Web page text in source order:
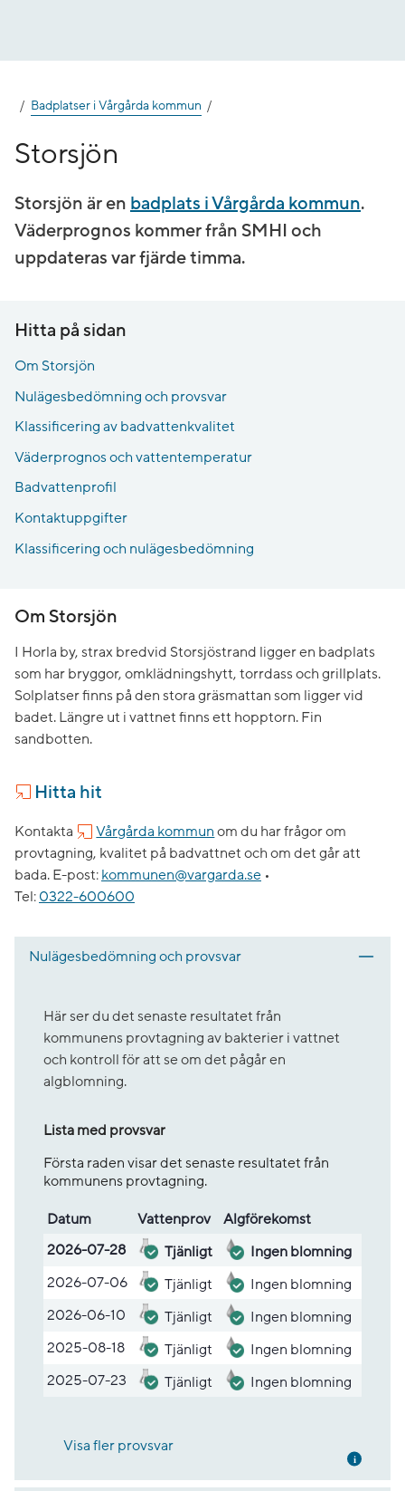
Badplatser i Vårgårda kommun
Storsjön
Storsjön är en badplats i Vårgårda kommun.
Väderprognos kommer från SMHI och
uppdateras var fjärde timma.
Hitta på sidan
Om Storsjön
Nulägesbedömning och provsvar
Klassificering av badvattenkvalitet
Väderprognos och vattentemperatur
Badvattenprofil
Kontaktuppgifter
Klassificering och nulägesbedömning
Om Storsjön
I Horla by, strax bredvid Storsjöstrand ligger en badplats
som har bryggor, omklädningshytt, torrdass och grillplats.
Solplatser finns på den stora gräsmattan som ligger vid
badet. Längre ut i vattnet finns ett hopptorn. Fin
sandbotten.
Hitta hit
Kontakta Vårgårda kommun om du har frågor om
provtagning, kvalitet på badvattnet och om det går att
bada. E-post: kommunen@vargarda.se •
Tel: 0322-600600
Nulägesbedömning och provsvar
Här ser du det senaste resultatet från
kommunens provtagning av bakterier i vattnet
och kontroll för att se om det pågår en
algblomning.
Lista med provsvar
Första raden visar det senaste resultatet från
kommunens provtagning.
Lista med provsvar
Datum Vatten­prov
Alg­före­komst
2026-07-28
Tjänligt
Ingen blomning
2026-07-06
Tjänligt
Ingen blomning
2026-06-10
Tjänligt
Ingen blomning
2025-08-18
Tjänligt
Ingen blomning
2025-07-23
Tjänligt Ingen blomning
Visa fler provsvar Mer